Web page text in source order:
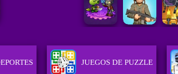
JUEGOS DE PUZZLE